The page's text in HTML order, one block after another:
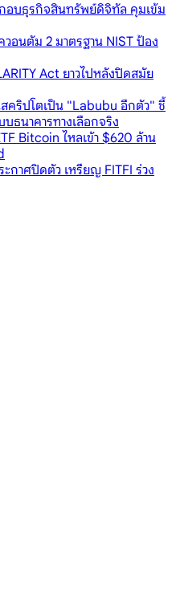
บธุรกิจสินทรัพย์ดิจิทัล คุมเข้ม
อนตัม 2 มาตรฐาน NIST ป้อง
Act ยาวไปหลังปิดสมัย
คริปโตเป็น "Labubu อีกตัว" ชี้
บธนาคารทางเลือกจริง
Bitcoin ไหลเข้า $620 ล้าน
กาศปิดตัว เหรียญ FITFI ร่วง